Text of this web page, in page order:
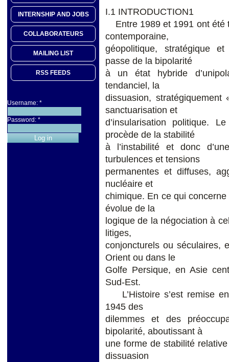
INTERNSHIP AND JOBS
COLLABORATEURS
MAILING LIST
RSS FEEDS
Username: *
Password: *
I.1 INTRODUCTION1
Entre 1989 et 1991 ont été
contemporaine,
géopolitique, stratégique
passe de la bipolarité
à un état hybride
tendanciel, la
dissuasion,
sanctuarisation et
d’insularisation politique.
procède de la stabilité
à l’instabilité et donc
turbulences et tensions
permanentes et diffuses,
nucléaire et
chimique. En ce qui
évolue de la
logique de la négociation à
litiges,
conjoncturels ou séculaires,
Orient ou dans le
Golfe Persique, en Asie
Sud-Est.
L’Histoire s’est remise
1945 des
dilemmes et des
bipolarité, aboutissant à
une forme de stabilité
dissuasion